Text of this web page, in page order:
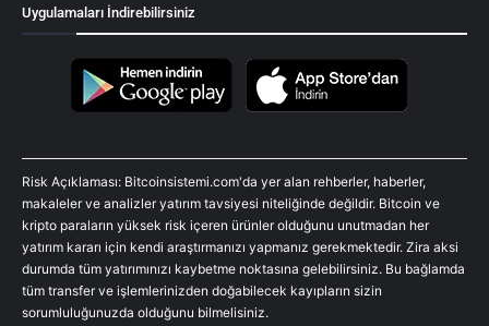
Uygulamaları İndirebilirsiniz
Risk Açıklaması: Bitcoinsistemi.com'da yer alan rehberler, haberler,
makaleler ve analizler yatırım tavsiyesi niteliğinde değildir. Bitcoin ve
kripto paraların yüksek risk içeren ürünler olduğunu unutmadan her
yatırım kararı için kendi araştırmanızı yapmanız gerekmektedir. Zira aksi
durumda tüm yatırımınızı kaybetme noktasına gelebilirsiniz. Bu bağlamda
tüm transfer ve işlemlerinizden doğabilecek kayıpların sizin
sorumluluğunuzda olduğunu bilmelisiniz.